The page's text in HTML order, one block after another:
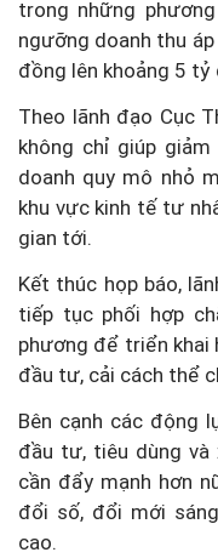
trong những
ngưỡng doanh thu
đồng lên khoảng 5 tỷ
Theo lãnh đạo Cục
không chỉ giúp
doanh quy mô nhỏ
khu vực kinh tế tư
gian tới.
Kết thúc họp báo,
tiếp tục phối hợp
phương để triển khai
đầu tư, cải cách thể
Bên cạnh các động
đầu tư, tiêu dùng và
cần đẩy mạnh hơn
đổi số, đổi mới
cao.